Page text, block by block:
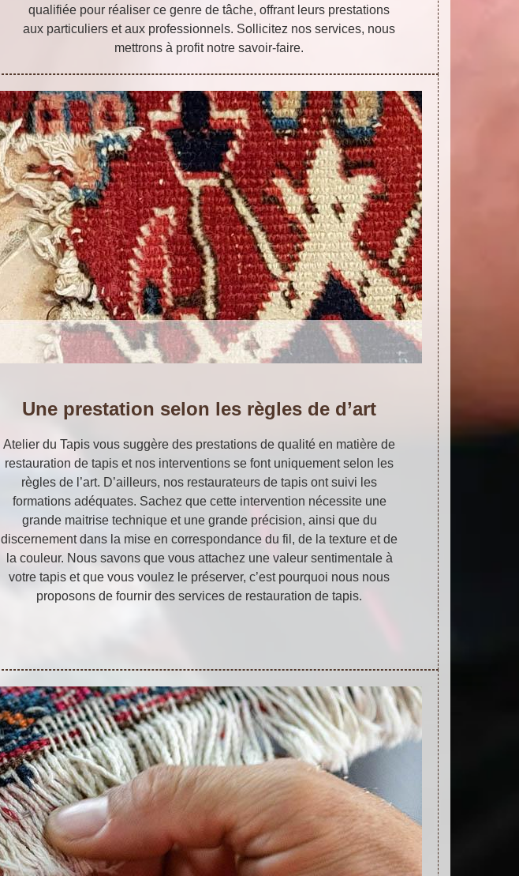
qualifiée pour réaliser ce genre de tâche, offrant leurs prestations
aux particuliers et aux professionnels. Sollicitez nos services, nous
mettrons à profit notre savoir-faire.
Une prestation selon les règles de d’art
Atelier du Tapis vous suggère des prestations de qualité en matière de
restauration de tapis et nos interventions se font uniquement selon les
règles de l’art. D’ailleurs, nos restaurateurs de tapis ont suivi les
formations adéquates. Sachez que cette intervention nécessite une
grande maitrise technique et une grande précision, ainsi que du
discernement dans la mise en correspondance du fil, de la texture et de
la couleur. Nous savons que vous attachez une valeur sentimentale à
votre tapis et que vous voulez le préserver, c’est pourquoi nous nous
proposons de fournir des services de restauration de tapis.